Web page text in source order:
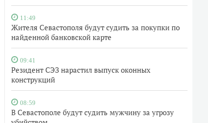
11:49
Жителя Севастополя будут судить за покупки по
найденной банковской карте
09:41
Резидент СЭЗ нарастил выпуск оконных
конструкций
08:59
В Севастополе будут судить мужчину за угрозу